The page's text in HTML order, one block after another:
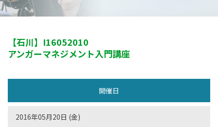
【石川】 I16052010
アンガーマネジメント入門講座
開催日
2016年05月20日 (金)